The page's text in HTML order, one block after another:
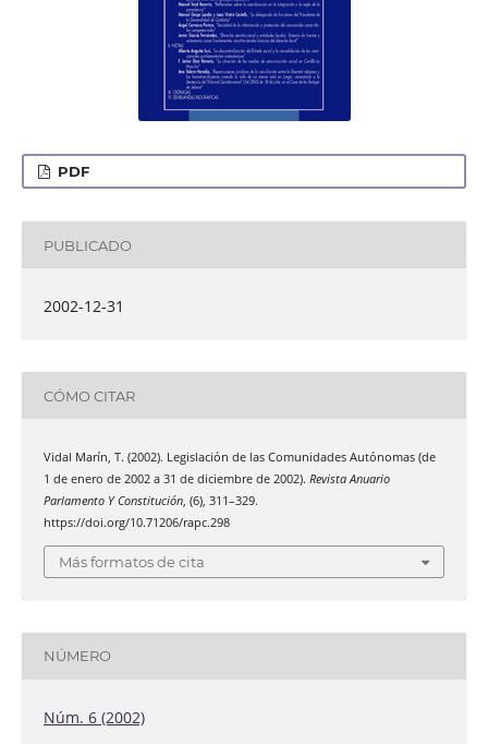
PDF
PUBLICADO
2002-12-31
CÓMO CITAR
Vidal Marín, T. (2002). Legislación de las Comunidades Autónomas (de
1 de enero de 2002 a 31 de diciembre de 2002). Revista Anuario
Parlamento Y Constitución, (6), 311–329.
https://doi.org/10.71206/rapc.298
Más formatos de cita
NÚMERO
Núm. 6 (2002)